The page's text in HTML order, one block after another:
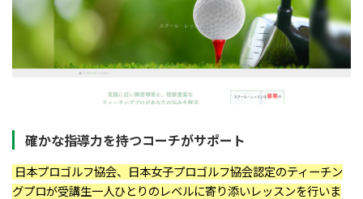
確かな指導力を持つコーチがサポート
日本プロゴルフ協会、日本女子プロゴルフ協会認定のティーチン
グプロが受講生一人ひとりのレベルに寄り添いレッスンを行いま